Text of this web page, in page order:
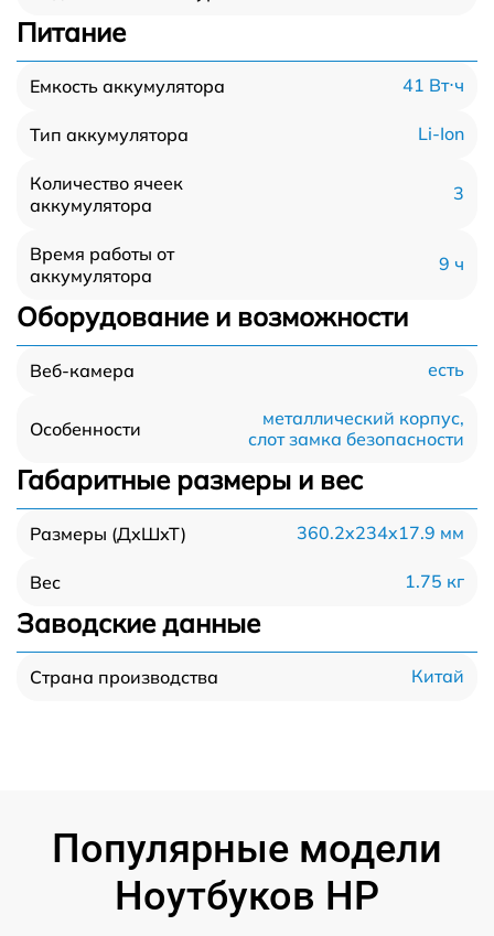
Питание
Емкость аккумулятора 41 Вт⋅ч
Тип аккумулятора Li-Ion
Количество ячеек
аккумулятора
3
Время работы от
аккумулятора
9 ч
Оборудование и возможности
Веб-камера есть
Особенности
металлический корпус,
слот замка безопасности
Габаритные размеры и вес
Размеры (ДхШхТ) 360.2x234x17.9 мм
Вес 1.75 кг
Заводские данные
Страна производства Китай
Популярные модели
Ноутбуков HP